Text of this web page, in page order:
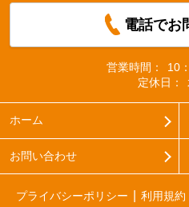
電話でお
営業時間：
10
定休日：
ホーム
お問い合わせ
プライバシーポリシー 利用規約